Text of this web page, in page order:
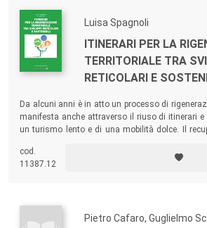
Luisa Spagnoli
ITINERARI PER LA
TERRITORIALE TRA
RETICOLARI E
Da alcuni anni è in atto un processo di
manifesta anche attraverso il riuso di itinerari e
un turismo lento e di una mobilità dolce. Il
importante attrattore turistico e contribuendo a
sviluppo locale.
cod.
11387.12
Pietro Cafaro, Guglielmo